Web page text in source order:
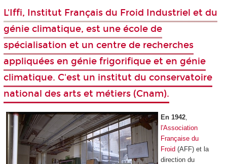
L'Iffi, Institut Français du Froid Industriel et du
génie climatique, est une école de
spécialisation et un centre de recherches
appliquées en génie frigorifique et en génie
climatique. C'est un institut du conservatoire
national des arts et métiers (Cnam).
En 1942,
l'Association
Française du
Froid (AFF) et la
direction du